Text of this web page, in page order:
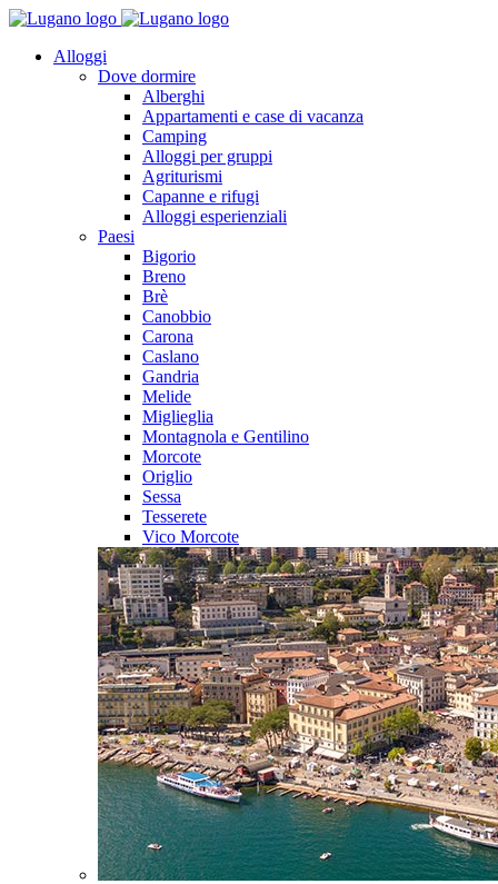
Alloggi
Dove dormire
Alberghi
Appartamenti e case di vacanza
Camping
Alloggi per gruppi
Agriturismi
Capanne e rifugi
Alloggi esperienziali
Paesi
Bigorio
Breno
Brè
Canobbio
Carona
Caslano
Gandria
Melide
Miglieglia
Montagnola e Gentilino
Morcote
Origlio
Sessa
Tesserete
Vico Morcote